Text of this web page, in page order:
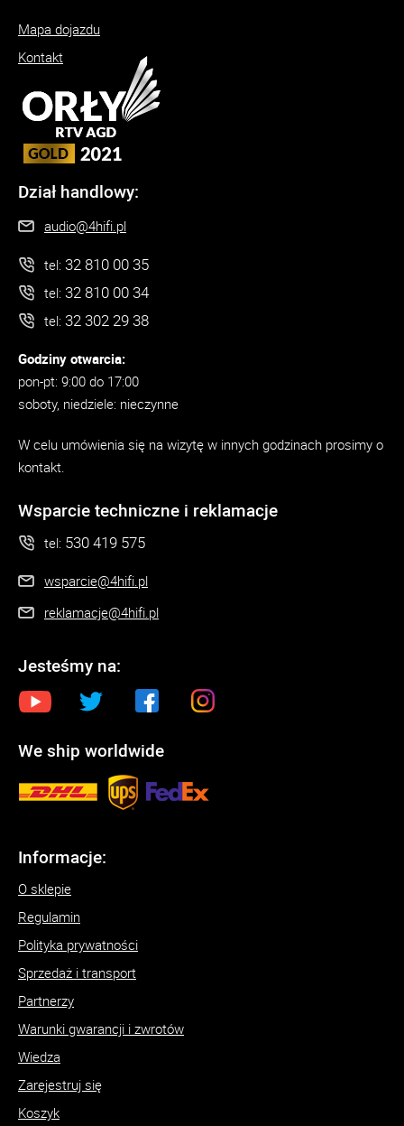
Mapa dojazdu
Kontakt
Dział handlowy:
audio@4hifi.pl
tel: 32 810 00 35
tel: 32 810 00 34
tel: 32 302 29 38
Godziny otwarcia:
pon-pt: 9:00 do 17:00
soboty, niedziele: nieczynne
W celu umówienia się na wizytę w innych godzinach prosimy o
kontakt.
Wsparcie techniczne i reklamacje
tel: 530 419 575
wsparcie@4hifi.pl
reklamacje@4hifi.pl
Jesteśmy na:
We ship worldwide
Informacje:
O sklepie
Regulamin
Polityka prywatności
Sprzedaż i transport
Partnerzy
Warunki gwarancji i zwrotów
Wiedza
Zarejestruj się
Koszyk